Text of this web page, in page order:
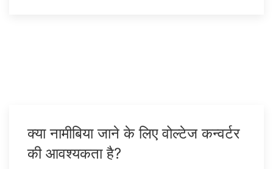
क्या नामीबिया जाने के लिए वोल्टेज कन्वर्टर
की आवश्यकता है?